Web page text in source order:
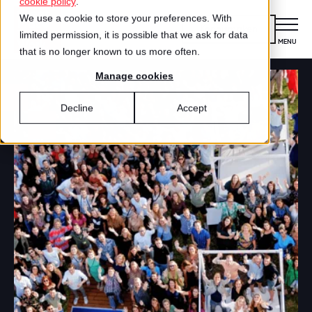
We use a cookie to store your preferences. With
limited permission, it is possible that we ask for data
that is no longer known to us more often.
Manage cookies
Accept
Decline
Kennismaken
MENU
CLOSE
VOOR ORGANISATIES
Wat is certificering?
Aanmelden voor certificering
VOOR MEDEWERKERS
Gecertificeerde organisaties
TEST
Is jouw organisatie een great place to
work?
Diensten
Medewerkersonderzoek
Certificering
Best Workplaces
Culture Coaching
Best Workplaces™
ZO WERKT HET
Hoe werkt het?
Aanmelden
LIJSTEN
Best Workplaces™ Nederland
Inspiratie
Agenda
Blog
Over ons
Ons verhaal